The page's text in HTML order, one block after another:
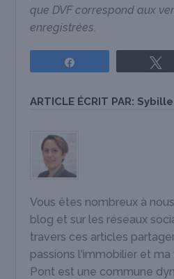
que DVF correspond aux
enregistrées.
ARTICLE ÉCRIT PAR: Sybille
Vous êtes nombreux à
blog et sur les réseaux
travers ces articles
passions l'immobilier et
Pont est une commune